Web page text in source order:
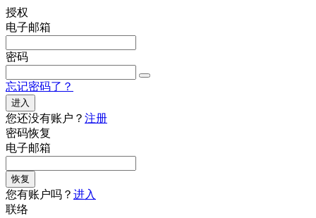
授权
电子邮箱
密码
忘记密码了？
进入
您还没有账户？ 注册
密码恢复
电子邮箱
恢复
您有账户吗？ 进入
联络